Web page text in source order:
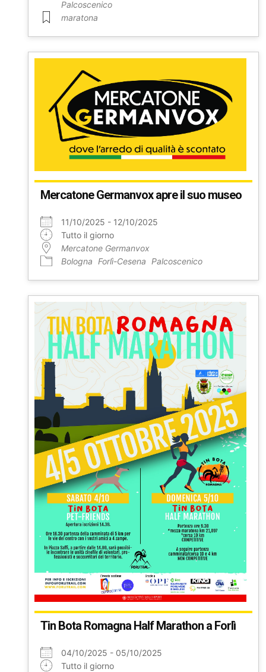
Palcoscenico
maratona
Mercatone Germanvox apre il suo museo
11/10/2025 - 12/10/2025
Tutto il giorno
Mercatone Germanvox
Bologna Forlì-Cesena Palcoscenico
Tin Bota Romagna Half Marathon a Forlì
04/10/2025 - 05/10/2025
Tutto il giorno